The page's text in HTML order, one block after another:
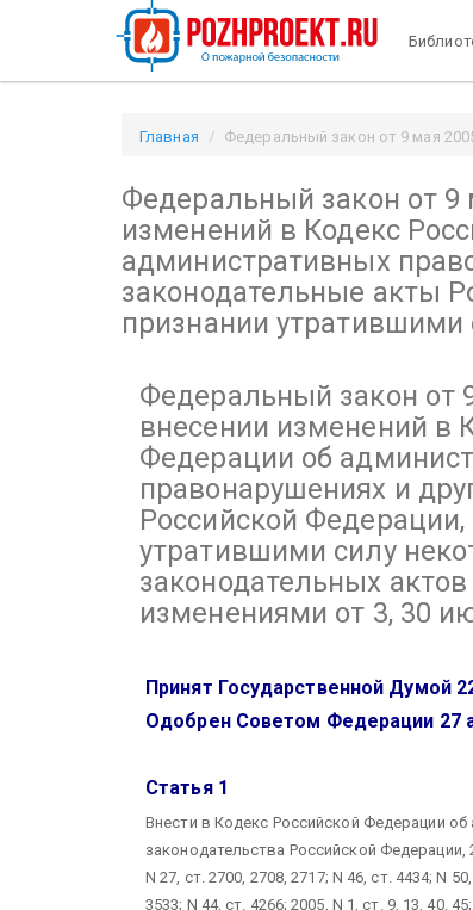
Главная
Федеральный закон от 9 мая
утратившими силу некоторых п /
Федеральный закон от 9
изменений в Кодекс
административных
законодательные акты
признании утратившими
Федеральный закон от
внесении изменений в
Федерации об
правонарушениях и
Российской
утратившими силу
законодательных
изменениями от 3, 30
Принят Государственной Думой
Одобрен Советом Федерации 27
Статья 1
Внести в Кодекс Российской Федерации
законодательства Российской Федерации,
N 27, ст. 2700, 2708, 2717; N 46, ст. 4434; N
3533; N 44, ст. 4266; 2005, N 1, ст. 9, 13, 40,